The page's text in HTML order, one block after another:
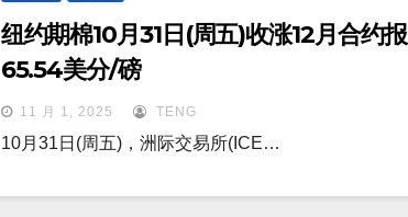
纽约期棉10月31日(周五)收涨12月合约报
65.54美分/磅
11 月 1, 2025 TENG
10月31日(周五)，洲际交易所(ICE…